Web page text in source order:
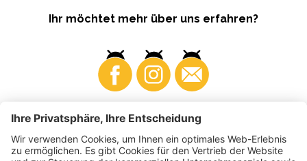
Ihr möchtet mehr über uns erfahren?
Business Produzenten